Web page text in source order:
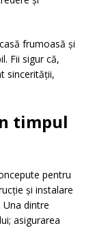
frumoasă și
Fii sigur că,
sincerității,
timpul
pentru
și instalare
dintre
asigurarea